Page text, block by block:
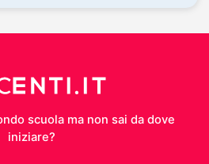
scuola ma non sai da dove
iniziare?